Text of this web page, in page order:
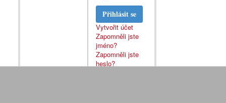
Přihlásit se
Vytvořit účet
Zapomněli jste
jméno?
Zapomněli jste
heslo?